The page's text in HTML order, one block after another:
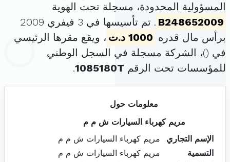
المسؤولية المحدودة، مسجلة تحت الهوية
B248652009
. تم تأسيسها في 3 فيفري 2009
برأس مال قدره 1000 د.ت
، ويقع مقرها الرئيسي
في ()، الشركة مسجلة في السجل الوطني
للمؤسسات تحت الرقم 1085180T
.
معلومات حول
مريم كهرباء السيارات ش م م
الإسم التجاري
مريم كهرباء السيارات ش م م
التسمية
مريم كهرباء السيارات ش م م